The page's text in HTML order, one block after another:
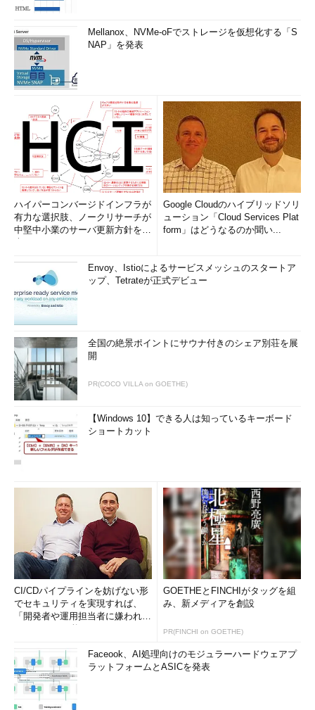
Mellanox、NVMe-oFでストレージを仮想化する「S
NAP」を発表
ハイパーコンバージドインフラが
有力な選択肢、ノークリサーチが
中堅中小業のサーバ更新方針を調
Google Cloudのハイブリッドソリ
ューション「Cloud Services Plat
form」はどうなるのか聞い...
Envoy、Istioによるサービスメッシュのスタートア
ップ、Tetrateが正式デビュー
全国の絶景ポイントにサウナ付きのシェア別荘を展
開
PR(COCO VILLA on GOETHE)
【Windows 10】できる人は知っているキーボード
ショートカット
CI/CDパイプラインを妨げない形
でセキュリティを実現すれば、
「開発者や運用担当者に嫌われな
GOETHEとFINCHIがタッグを組
み、新メディアを創設
PR(FINCHI on GOETHE)
Faceook、AI処理向けのモジュラーハードウェアプ
ラットフォームとASICを発表